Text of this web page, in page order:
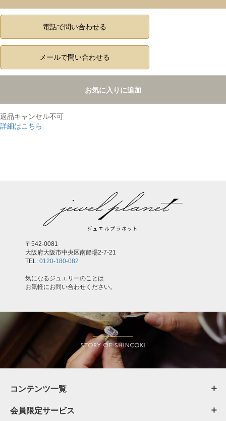
電話で問い合わせる
メールで問い合わせる
お気に入りに追加
返品キャンセル不可
詳細はこちら
〒542-0081
大阪府大阪市中央区南船場2-7-21
TEL: 0120-180-082
気になるジュエリーのことは
お気軽にお問い合わせください。
コンテンツ一覧
会員限定サービス